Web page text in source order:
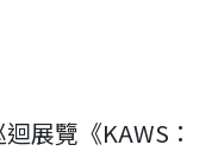
展覽《KAWS：